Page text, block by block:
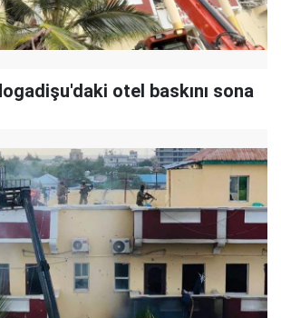
otel baskını sona